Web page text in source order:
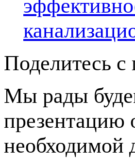
Поделитесь с
Мы рады
презентацию
необходимой